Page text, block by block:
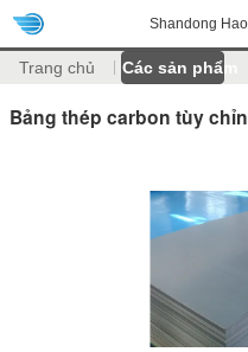
Shandong
Trang chủ Các sản phẩm
Bảng thép carbon tùy